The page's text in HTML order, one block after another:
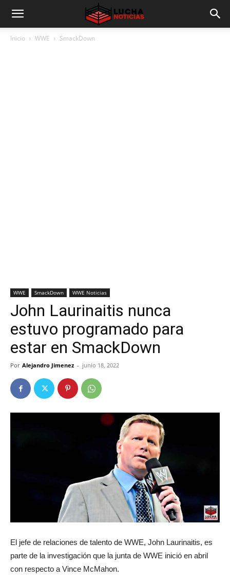
Inicio WWE SmackDown
WWE SmackDown WWE Noticias
John Laurinaitis nunca
estuvo programado para
estar en SmackDown
Por Alejandro Jimenez - junio 18, 2022
El jefe de relaciones de talento de WWE, John Laurinaitis, es
parte de la investigación que la junta de WWE inició en abril
con respecto a Vince McMahon.